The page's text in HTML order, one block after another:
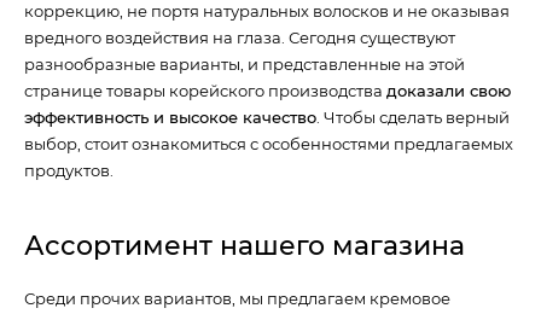
коррекцию, не портя натуральных волосков и не оказывая
вредного воздействия на глаза. Сегодня существуют
разнообразные варианты, и представленные на этой
странице товары корейского производства доказали свою
эффективность и высокое качество . Чтобы сделать верный
выбор, стоит ознакомиться с особенностями предлагаемых
продуктов.
Ассортимент нашего магазина
Среди прочих вариантов, мы предлагаем кремовое